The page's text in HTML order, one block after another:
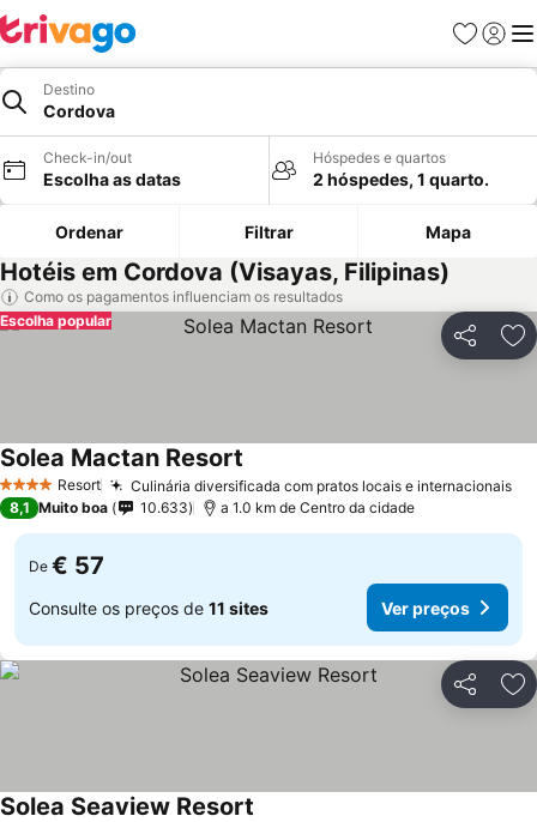
Favoritos
Iniciar
Destino
Cordova
Check-in/out
Escolha as datas
Hóspedes e quartos
2 hóspedes, 1 quarto.
Ordenar Filtrar Mapa
Hotéis em Cordova (Visayas, Filipinas)
Como os pagamentos influenciam os resultados
Partilhar
Escolha popular
4 EstrelasResort Culinária diversificada com pratos locais e internacionais
Solea Mactan Resort
8,1 Muito boa 10.633 a 1.0 km de Centro da cidade
De € 57
Consulte os preços de 11 sites Ver preços
Partilhar
Solea Seaview Resort